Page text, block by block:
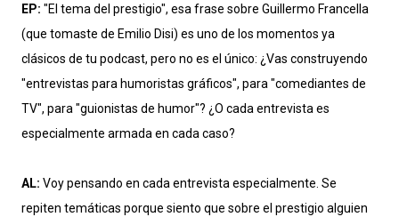
EP: "El tema del prestigio", esa frase sobre Guillermo Francella
(que tomaste de Emilio Disi) es uno de los momentos ya
clásicos de tu podcast, pero no es el único: ¿Vas construyendo
"entrevistas para humoristas gráficos", para "comediantes de
TV", para "guionistas de humor"? ¿O cada entrevista es
especialmente armada en cada caso?
AL: Voy pensando en cada entrevista especialmente. Se
repiten temáticas porque siento que sobre el prestigio alguien